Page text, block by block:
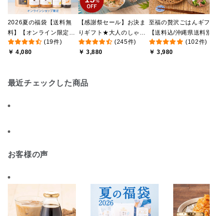
2026夏の福袋【送料無
料】【オンライン限定】
【ポイントキャンペーン
実施中】【のし・ラッピ
(19件)
￥ 4,080
【感謝祭セール】お決ま
りギフト★大人のしゃけ
しゃけめんたい入り【送
料込/沖縄県送料別途】
(245件)
￥ 3,880
至福の贅沢ごはんギフト
【送料込/沖縄県送料別
途】【化粧箱包装付/オン
ライン限定】
(102件)
￥ 3,980
最近チェックした商品
お客様の声